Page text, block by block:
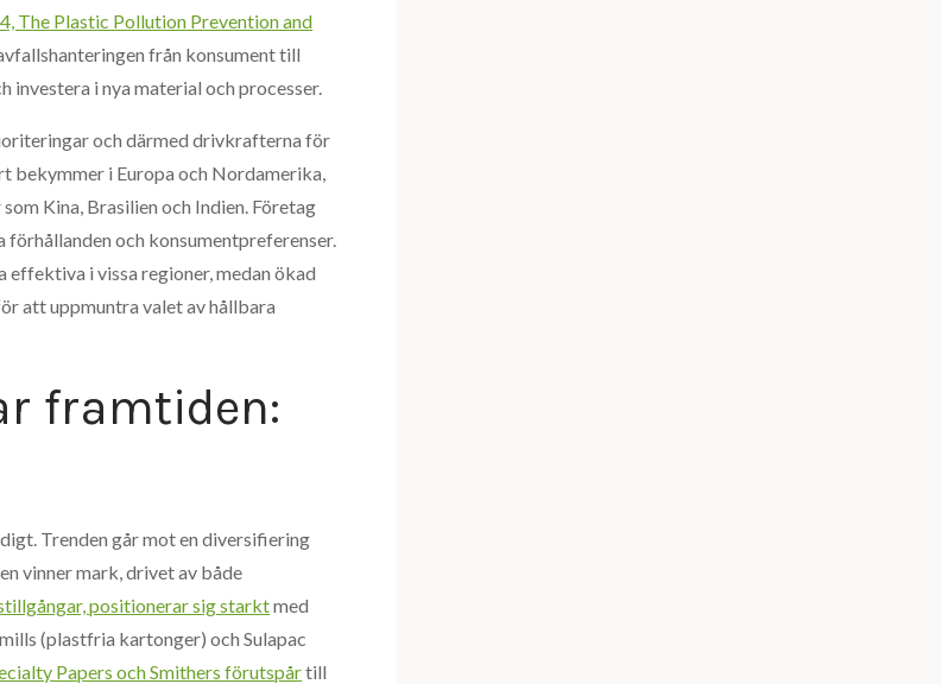
The Plastic Pollution Prevention and
från konsument till
i nya material och processer.
och därmed drivkrafterna för
bekymmer i Europa och Nordamerika,
Kina, Brasilien och Indien. Företag
och konsumentpreferenser.
i vissa regioner, medan ökad
att uppmuntra valet av hållbara
framtiden:
Trenden går mot en diversifiering
vinner mark, drivet av både
positionerar sig starktmed
(plastfria kartonger) och Sulapac
Papers och Smithers förutspårtill